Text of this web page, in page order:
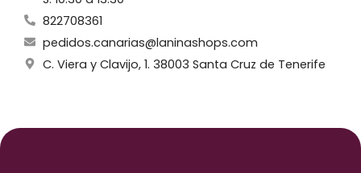
822708361
pedidos.canarias@laninashops.com
C. Viera y Clavijo, 1. 38003 Santa Cruz de Tenerife